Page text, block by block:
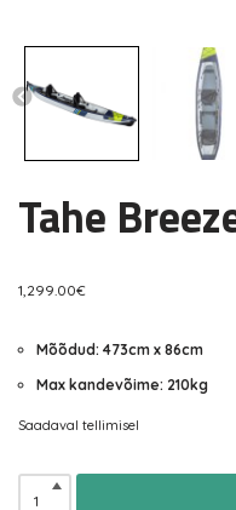
Tahe
1,299.00€
Mõõdud: 473cm x 86cm
Max kandevõime: 210kg
Saadaval tellimisel